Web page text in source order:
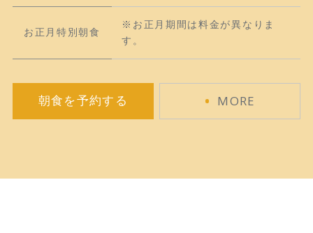
お正月特別朝食
※お正月期間は料金が異なりま
す。
朝食を予約する MORE